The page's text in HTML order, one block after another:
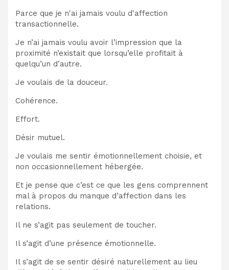
Parce que je n'ai jamais voulu d'affection
transactionnelle.
Je n’ai jamais voulu avoir l’impression que la
proximité n’existait que lorsqu’elle profitait à
quelqu’un d’autre.
Je voulais de la douceur.
Cohérence.
Effort.
Désir mutuel.
Je voulais me sentir émotionnellement choisie, et
non occasionnellement hébergée.
Et je pense que c’est ce que les gens comprennent
mal à propos du manque d’affection dans les
relations.
Il ne s’agit pas seulement de toucher.
Il s’agit d’une présence émotionnelle.
Il s’agit de se sentir désiré naturellement au lieu